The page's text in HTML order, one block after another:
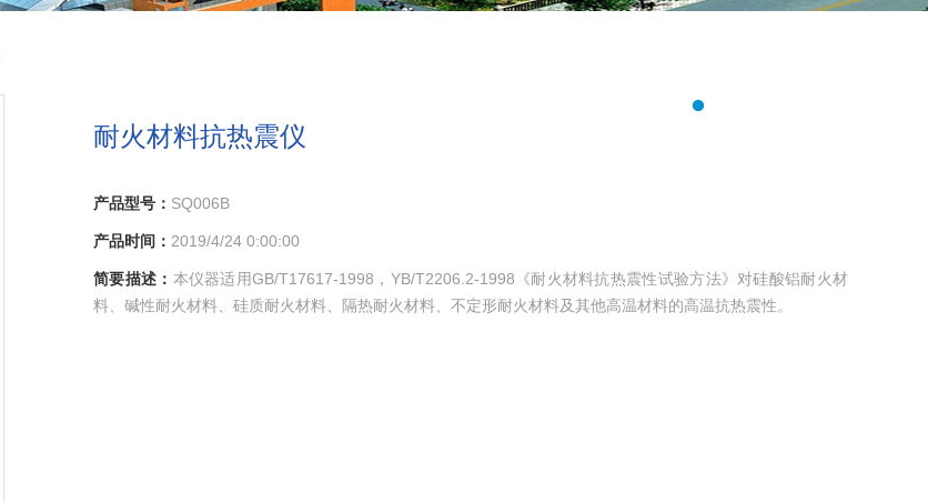
耐火材料抗热震仪
产品型号： SQ006B
产品时间： 2019/4/24 0:00:00
简要描述： 本仪器适用GB/T17617-1998，YB/T2206.2-1998《耐火材料抗热震性试验方法》对硅酸铝耐火材
料、碱性耐火材料、硅质耐火材料、隔热耐火材料、不定形耐火材料及其他高温材料的高温抗热震性。